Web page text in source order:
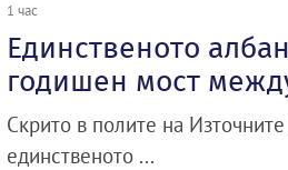
1 час
Единственото
годишен мост
Скрито в полите на
единственото ...